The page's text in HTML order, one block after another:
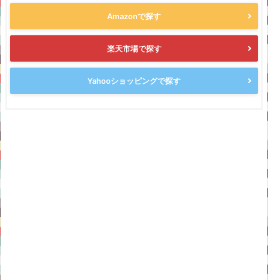
Amazonで探す
楽天市場で探す
Yahooショッピングで探す